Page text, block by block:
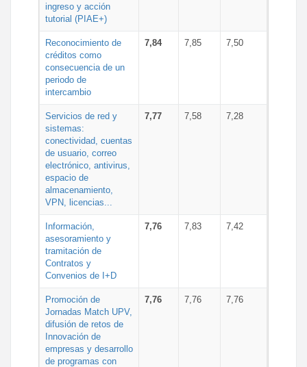
ingreso y acción
tutorial (PIAE+)
Reconocimiento de
créditos como
consecuencia de un
periodo de
intercambio
7,84 7,85 7,50
Servicios de red y
sistemas:
conectividad, cuentas
de usuario, correo
electrónico, antivirus,
espacio de
almacenamiento,
VPN, licencias...
7,77 7,58 7,28
Información,
asesoramiento y
tramitación de
Contratos y
Convenios de I+D
7,76 7,83 7,42
Promoción de
Jornadas Match UPV,
difusión de retos de
Innovación de
empresas y desarrollo
de programas con
7,76 7,76 7,76